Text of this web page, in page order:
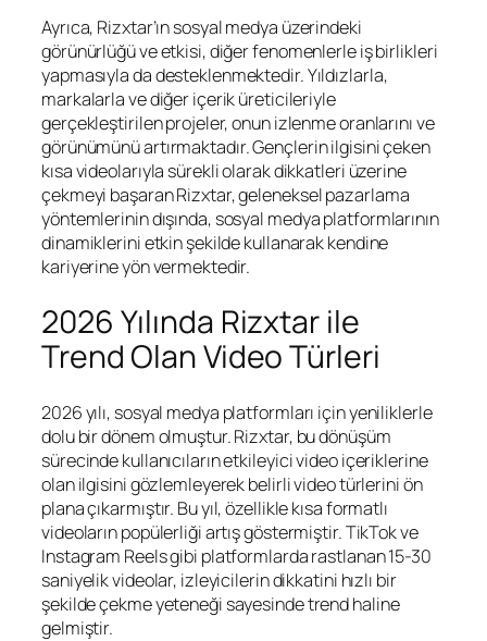
Ayrıca, Rizxtar’ın sosyal medya üzerindeki
görünürlüğü ve etkisi, diğer fenomenlerle iş birlikleri
yapmasıyla da desteklenmektedir. Yıldızlarla,
markalarla ve diğer içerik üreticileriyle
gerçekleştirilen projeler, onun izlenme oranlarını ve
görünümünü artırmaktadır. Gençlerin ilgisini çeken
kısa videolarıyla sürekli olarak dikkatleri üzerine
çekmeyi başaran Rizxtar, geleneksel pazarlama
yöntemlerinin dışında, sosyal medya platformlarının
dinamiklerini etkin şekilde kullanarak kendine
kariyerine yön vermektedir.
2026 Yılında Rizxtar ile
Trend Olan Video Türleri
2026 yılı, sosyal medya platformları için yeniliklerle
dolu bir dönem olmuştur. Rizxtar, bu dönüşüm
sürecinde kullanıcıların etkileyici video içeriklerine
olan ilgisini gözlemleyerek belirli video türlerini ön
plana çıkarmıştır. Bu yıl, özellikle kısa formatlı
videoların popülerliği artış göstermiştir. TikTok ve
Instagram Reels gibi platformlarda rastlanan 15-30
saniyelik videolar, izleyicilerin dikkatini hızlı bir
şekilde çekme yeteneği sayesinde trend haline
gelmiştir.